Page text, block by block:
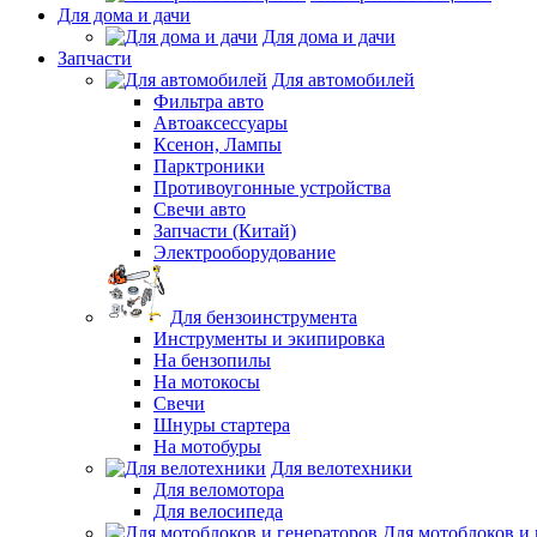
Для дома и дачи
Для дома и дачи
Запчасти
Для автомобилей
Фильтра авто
Автоаксессуары
Ксенон, Лампы
Парктроники
Противоугонные устройства
Свечи авто
Запчасти (Китай)
Электрооборудование
Для бензоинструмента
Инструменты и экипировка
На бензопилы
На мотокосы
Свечи
Шнуры стартера
На мотобуры
Для велотехники
Для веломотора
Для велосипеда
Для мотоблоков и